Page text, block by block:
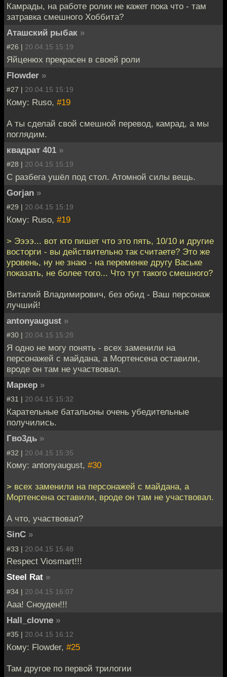
Камрады, на работе ролик не кажет пока что - там
затравка смешного Хоббита?
Аташский рыбак »
#26 | 20.04.15 15:19
Яйценюх прекрасен в своей роли
Flowder »
#27 | 20.04.15 15:19
Кому: Ruso, #19
А ты сделай свой смешной перевод, камрад, а мы
поглядим.
квадрат 401 »
#28 | 20.04.15 15:19
С разбега ушёл под стол. Атомной силы вещь.
Gorjan »
#29 | 20.04.15 15:19
Кому: Ruso, #19
> Ээээ... вот кто пишет что это пять, 10/10 и другие
восторги - вы действительно так считаете? Это же
уровень, ну не знаю - на переменке другу Ваське
показать, не более того... Что тут такого смешного?
Виталий Владимирович, без обид - Ваш персонаж
лучший!
antonyaugust »
#30 | 20.04.15 15:28
Я одно не могу понять - всех заменили на
персонажей с майдана, а Мортенсена оставили,
вроде он там не участвовал.
Маркер »
#31 | 20.04.15 15:32
Карательные батальоны очень убедительные
получились.
Гво3дь »
#32 | 20.04.15 15:35
Кому: antonyaugust, #30
> всех заменили на персонажей с майдана, а
Мортенсена оставили, вроде он там не участвовал.
А что, участвовал?
SinC »
#33 | 20.04.15 15:48
Respect Viosmart!!!
Steel Rat »
#34 | 20.04.15 16:07
Ааа! Сноуден!!!
Hall_clovne »
#35 | 20.04.15 16:12
Кому: Flowder, #25
Там другое по первой трилогии